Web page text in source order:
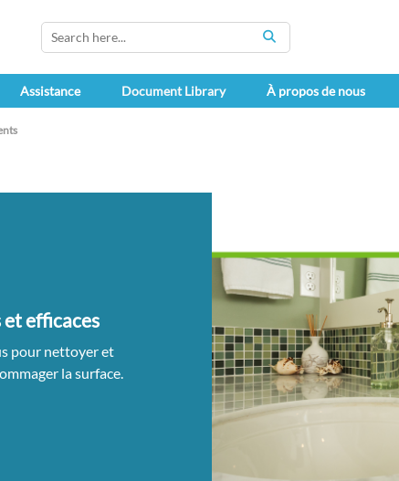
SEARCH
Assistance Document Library À propos de nous
et efficaces
pour nettoyer et
la surface.